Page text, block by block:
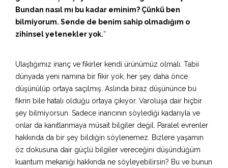
Bundan nasıl mı bu kadar eminim? Çünkü ben
bilmiyorum. Sende de benim sahip olmadığım o
zihinsel yetenekler yok.”
Ulaştığımız inanç ve fikirler kendi ürünümüz olmalı. Tabii
dünyada yeni namına bir fikir yok, her şey daha önce
düşünülüp ortaya saçılmış. Aslında biraz düşününce bu
fikrin bile hatalı olduğu ortaya çıkıyor. Varoluşa dair hiçbir
şey bilmiyorsun. Sadece inancının söylediği kadarıyla ve
onlar da kanıtlanmaya müsait bilgiler değil. Paralel evrenler
hakkında da bir şey bildiğin söylenemez. Bizlere yaşamın
öz dokusuna dair güçlü bilgiler vereceğini düşündüğüm
kuantum mekaniği hakkında ne söyleyebilirsin? Bu ve bunun